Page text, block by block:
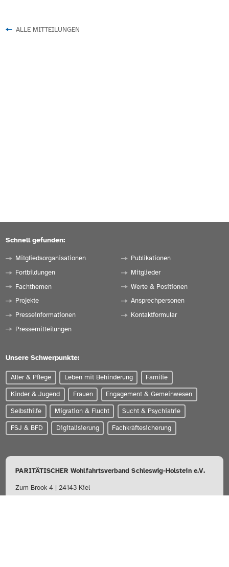
ALLE MITTEILUNGEN
Schnell gefunden:
Mitgliedsorganisationen
Fortbildungen
Fachthemen
Projekte
Presseinformationen
Pressemitteilungen
Publikationen
Mitglieder
Werte & Positionen
Ansprechpersonen
Kontaktformular
Unsere Schwerpunkte:
Alter & Pflege Leben mit Behinderung Familie
Kinder & Jugend Frauen Engagement & Gemeinwesen
Selbsthilfe Migration & Flucht Sucht & Psychiatrie
FSJ & BFD Digitalisierung Fachkräftesicherung
PARITÄTISCHER Wohlfahrtsverband Schleswig-Holstein e.V.
Zum Brook 4 | 24143 Kiel